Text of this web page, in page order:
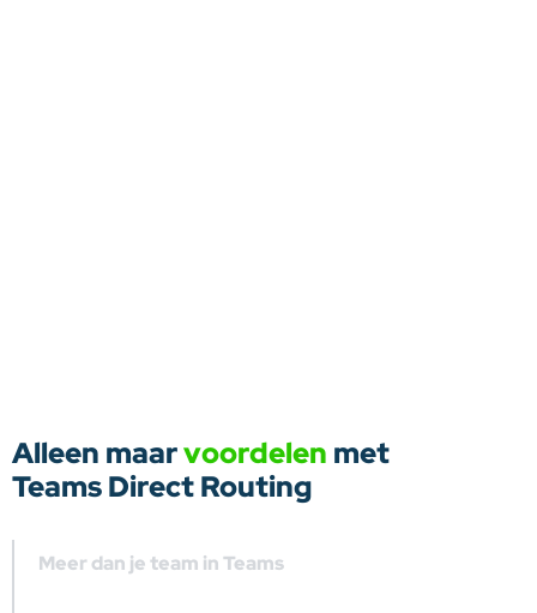
Alleen maarvoordelen met
Teams Direct Routing
Meer dan je team in Teams